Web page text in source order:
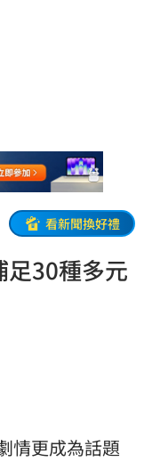
看新聞換好禮
30種多元
情更成為話題